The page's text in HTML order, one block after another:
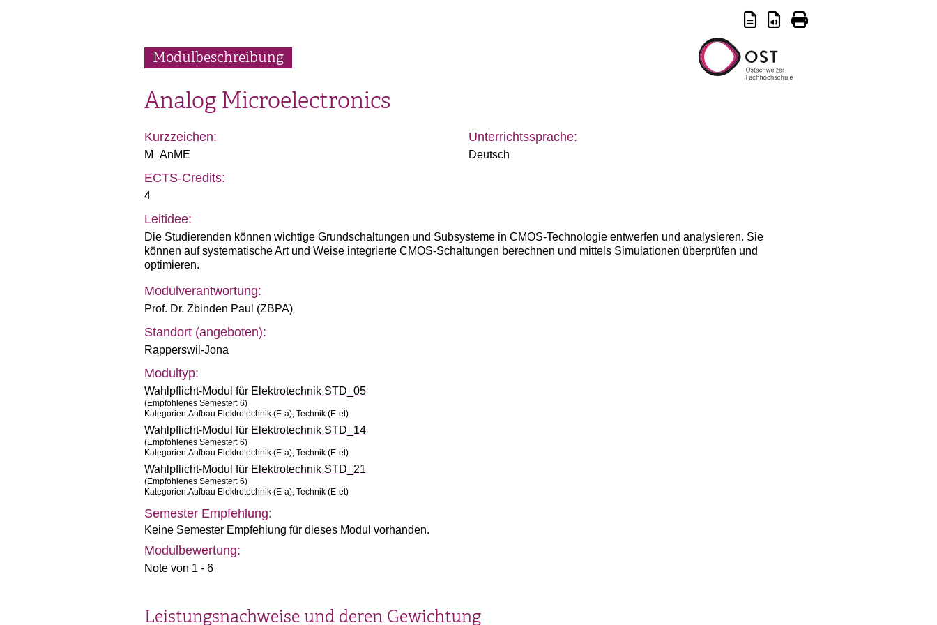
Modulbeschreibung
Analog Microelectronics
Kurzzeichen:
M_AnME
Unterrichtssprache:
Deutsch
ECTS-Credits:
4
Leitidee:
Die Studierenden können wichtige Grundschaltungen und Subsysteme in CMOS-Technologie entwerfen und analysieren. Sie
können auf systematische Art und Weise integrierte CMOS-Schaltungen berechnen und mittels Simulationen überprüfen und
optimieren.
Modulverantwortung:
Prof. Dr. Zbinden Paul (ZBPA)
Standort (angeboten):
Rapperswil-Jona
Modultyp:
Wahlpflicht-Modul für Elektrotechnik STD_05
(Empfohlenes Semester: 6)
Kategorien:Aufbau Elektrotechnik (E-a), Technik (E-et)
Wahlpflicht-Modul für Elektrotechnik STD_14
(Empfohlenes Semester: 6)
Kategorien:Aufbau Elektrotechnik (E-a), Technik (E-et)
Wahlpflicht-Modul für Elektrotechnik STD_21
(Empfohlenes Semester: 6)
Kategorien:Aufbau Elektrotechnik (E-a), Technik (E-et)
Semester Empfehlung:
Keine Semester Empfehlung für dieses Modul vorhanden.
Modulbewertung:
Note von 1 - 6
Leistungsnachweise und deren Gewichtung